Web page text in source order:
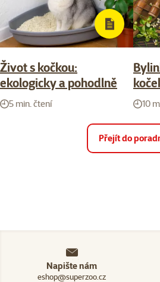
Život s kočkou:
ekologicky a pohodlně
5 min. čtení 10
Přejít do
Napište nám
eshop@superzoo.cz